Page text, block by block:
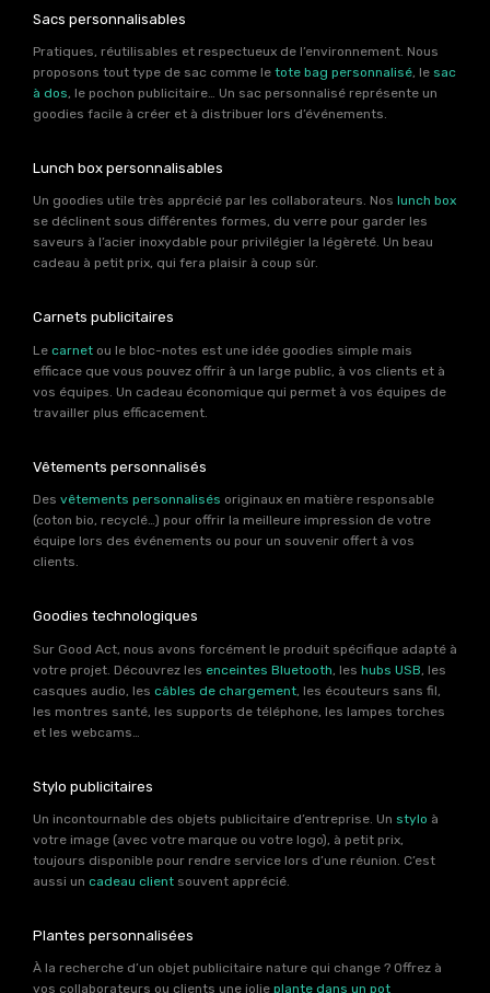
Sacs personnalisables
Pratiques, réutilisables et respectueux de l’environnement. Nous
proposons tout type de sac comme le tote bag personnalisé, le sac
à dos, le pochon publicitaire… Un sac personnalisé représente un
goodies facile à créer et à distribuer lors d’événements.
Lunch box personnalisables
Un goodies utile très apprécié par les collaborateurs. Nos lunch box
se déclinent sous différentes formes, du verre pour garder les
saveurs à l’acier inoxydable pour privilégier la légèreté. Un beau
cadeau à petit prix, qui fera plaisir à coup sûr.
Carnets publicitaires
Le carnet ou le bloc-notes est une idée goodies simple mais
efficace que vous pouvez offrir à un large public, à vos clients et à
vos équipes. Un cadeau économique qui permet à vos équipes de
travailler plus efficacement.
Vêtements personnalisés
Des vêtements personnalisés originaux en matière responsable
(coton bio, recyclé…) pour offrir la meilleure impression de votre
équipe lors des événements ou pour un souvenir offert à vos
clients.
Goodies technologiques
Sur Good Act, nous avons forcément le produit spécifique adapté à
votre projet. Découvrez les enceintes Bluetooth , les hubs USB , les
casques audio, les câbles de chargement , les écouteurs sans fil,
les montres santé, les supports de téléphone, les lampes torches
et les webcams…
Stylo publicitaires
Un incontournable des objets publicitaire d’entreprise. Un stylo à
votre image (avec votre marque ou votre logo), à petit prix,
toujours disponible pour rendre service lors d’une réunion. C’est
aussi un cadeau client souvent apprécié.
Plantes personnalisées
À la recherche d’un objet publicitaire nature qui change ? Offrez à
vos collaborateurs ou clients une jolie plante dans un pot